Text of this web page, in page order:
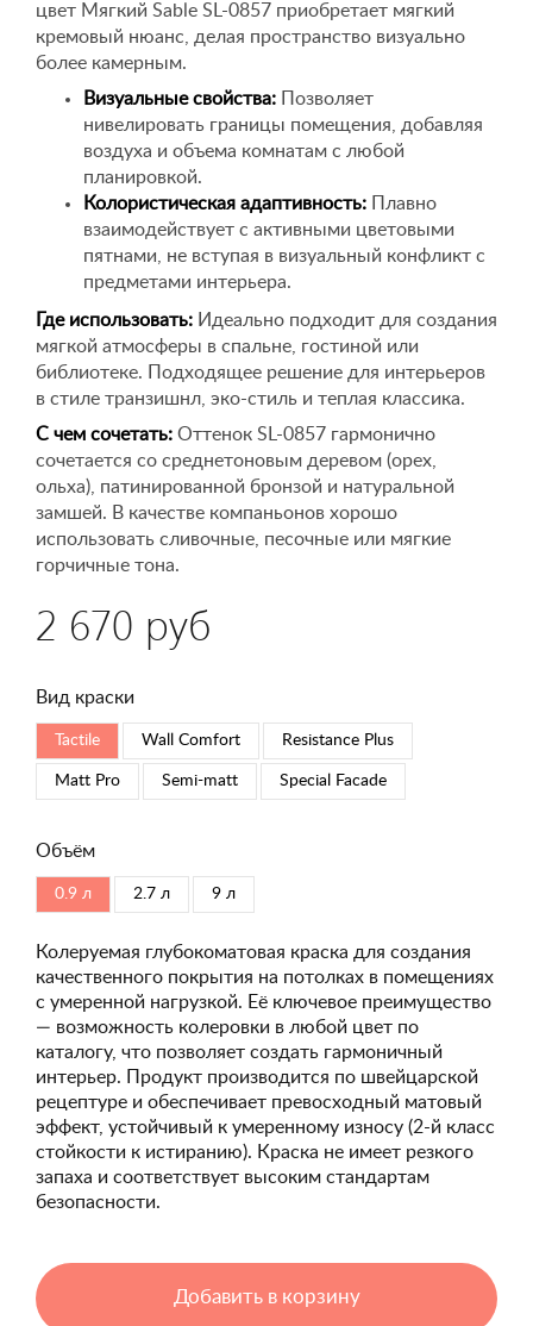
цвет Мягкий Sable SL-0857 приобретает мягкий
кремовый нюанс, делая пространство визуально
более камерным.
Визуальные свойства: Позволяет
нивелировать границы помещения, добавляя
воздуха и объема комнатам с любой
планировкой.
Колористическая адаптивность: Плавно
взаимодействует с активными цветовыми
пятнами, не вступая в визуальный конфликт с
предметами интерьера.
Где использовать: Идеально подходит для создания
мягкой атмосферы в спальне, гостиной или
библиотеке. Подходящее решение для интерьеров
в стиле транзишнл, эко-стиль и теплая классика.
С чем сочетать: Оттенок SL-0857 гармонично
сочетается со среднетоновым деревом (орех,
ольха), патинированной бронзой и натуральной
замшей. В качестве компаньонов хорошо
использовать сливочные, песочные или мягкие
горчичные тона.
2 670 руб
Вид краски
Tactile Wall Comfort Resistance Plus
Matt Pro Semi-matt Special Faсade
Объём
0.9 л 2.7 л 9 л
Колеруемая глубокоматовая краска для создания
качественного покрытия на потолках в помещениях
с умеренной нагрузкой. Её ключевое преимущество
— возможность колеровки в любой цвет по
каталогу, что позволяет создать гармоничный
интерьер. Продукт производится по швейцарской
рецептуре и обеспечивает превосходный матовый
эффект, устойчивый к умеренному износу (2-й класс
стойкости к истиранию). Краска не имеет резкого
запаха и соответствует высоким стандартам
безопасности.
Добавить в корзину